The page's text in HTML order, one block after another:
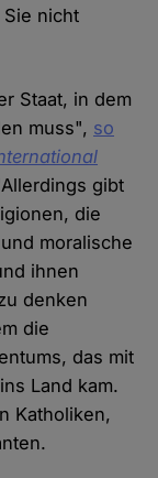
nicht
Staat, in dem
muss", so
gibt
die
moralische
ihnen
denken
die
das mit
Land kam.
Katholiken,